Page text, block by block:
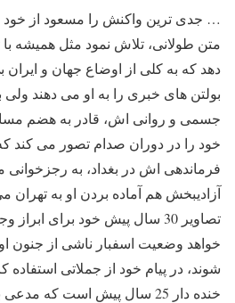
… جدی ترین واکنش را مسعود از خود
متن طولانی، تلاش نمود مثل همیشه
دهد که به کلی از اوضاع جهان و ایران
بولتن های خبری را به او می دهند
جسمی و روانی اش، قادر به هضم
خود را در دوران صدام تصور می کند
فرماندهی اش در بغداد، به
آزادیبخش هم آماده بردن او به تهران
تصاویر 30 سال پیش خود برای
خواهد وضعیت اسفبار ناشی از جنون
شوند، در پیام خود از جملاتی استفاده
خنده دار 25 سال پیش است که